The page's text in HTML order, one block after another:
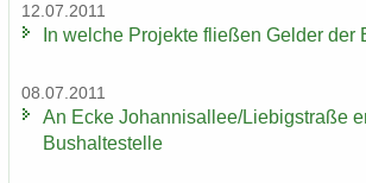
12.07.2011
In wel­che Pro­jek­te flie­ßen Gel­der der
08.07.2011
An Ecke Jo­han­ni­s­al­lee/Lie­big­stra­ße
Bus­hal­te­stel­le